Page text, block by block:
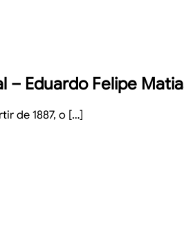
– Eduardo Felipe
de 1887, o […]